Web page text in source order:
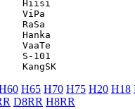
Hiisi
ViPa
RaSa
Hanka
VaaTe
S-101
H65 H70 H75 H20 H18
D8RR H8RR